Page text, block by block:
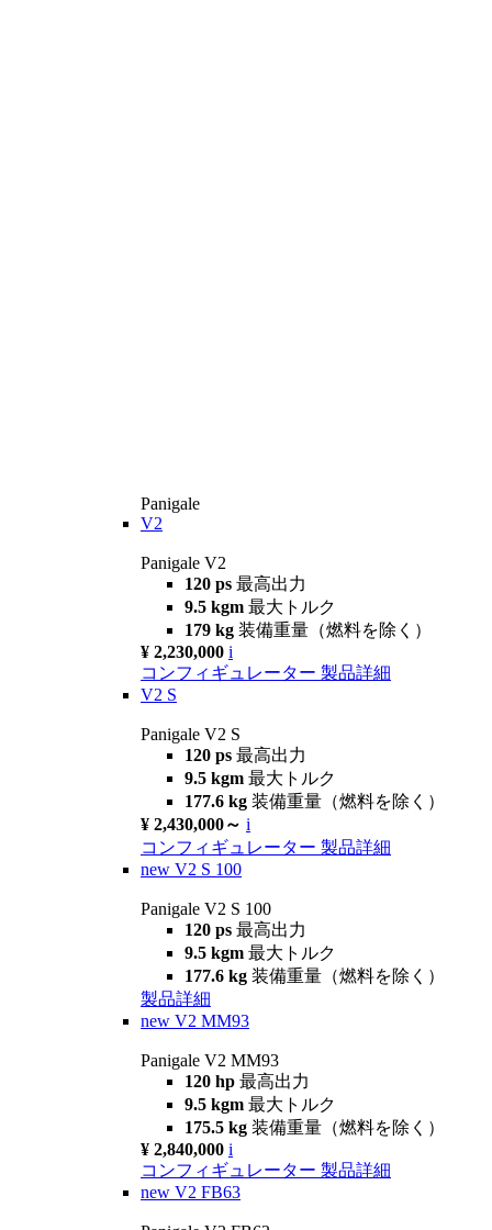
Panigale
V2
Panigale V2
120 ps 最高出力
9.5 kgm 最大トルク
179 kg 装備重量（燃料を除く）
¥ 2,230,000 i
コンフィギュレーター 製品詳細
V2 S
Panigale V2 S
120 ps 最高出力
9.5 kgm 最大トルク
177.6 kg 装備重量（燃料を除く）
¥ 2,430,000～ i
コンフィギュレーター 製品詳細
new V2 S 100
Panigale V2 S 100
120 ps 最高出力
9.5 kgm 最大トルク
177.6 kg 装備重量（燃料を除く）
製品詳細
new V2 MM93
Panigale V2 MM93
120 hp 最高出力
9.5 kgm 最大トルク
175.5 kg 装備重量（燃料を除く）
¥ 2,840,000 i
コンフィギュレーター 製品詳細
new V2 FB63